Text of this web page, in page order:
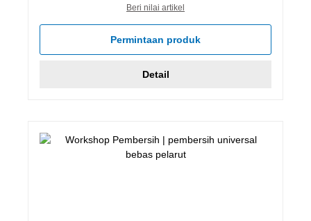
Beri nilai artikel
Permintaan produk
Detail